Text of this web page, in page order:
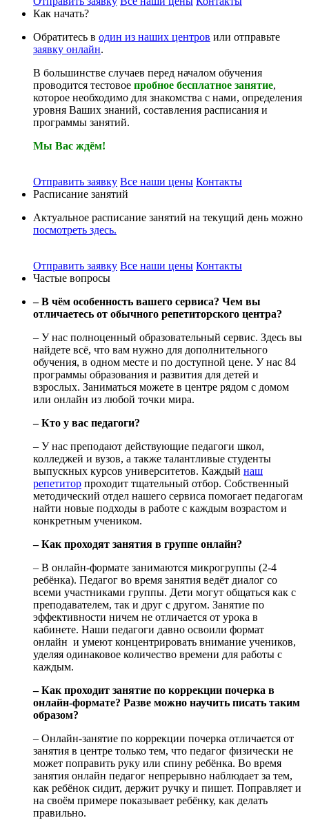
Как начать?
Обратитесь в один из наших центров или отправьте
заявку онлайн.
В большинстве случаев перед началом обучения
проводится тестовое пробное бесплатное занятие,
которое необходимо для знакомства с нами, определения
уровня Ваших знаний, составления расписания и
программы занятий.
Мы Вас ждём!
Отправить заявку Все наши цены Контакты
Расписание занятий
Актуальное расписание занятий на текущий день можно
посмотреть здесь.
Отправить заявку Все наши цены Контакты
Частые вопросы
– В чём особенность вашего сервиса? Чем вы
отличаетесь от обычного репетиторского центра?
– У нас полноценный образовательный сервис. Здесь вы
найдете всё, что вам нужно для дополнительного
обучения, в одном месте и по доступной цене. У нас 84
программы образования и развития для детей и
взрослых. Заниматься можете в центре рядом с домом
или онлайн из любой точки мира.
– Кто у вас педагоги?
– У нас преподают действующие педагоги школ,
колледжей и вузов, а также талантливые студенты
выпускных курсов университетов. Каждый наш
репетитор проходит тщательный отбор. Собственный
методический отдел нашего сервиса помогает педагогам
найти новые подходы в работе с каждым возрастом и
конкретным учеником.
– Как проходят занятия в группе онлайн?
– В онлайн-формате занимаются микрогруппы (2-4
ребёнка). Педагог во время занятия ведёт диалог со
всеми участниками группы. Дети могут общаться как с
преподавателем, так и друг с другом. Занятие по
эффективности ничем не отличается от урока в
кабинете. Наши педагоги давно освоили формат
онлайн и умеют концентрировать внимание учеников,
уделяя одинаковое количество времени для работы с
каждым.
– Как проходит занятие по коррекции почерка в
онлайн-формате? Разве можно научить писать таким
образом?
– Онлайн-занятие по коррекции почерка отличается от
занятия в центре только тем, что педагог физически не
может поправить руку или спину ребёнка. Во время
занятия онлайн педагог непрерывно наблюдает за тем,
как ребёнок сидит, держит ручку и пишет. Поправляет и
на своём примере показывает ребёнку, как делать
правильно.